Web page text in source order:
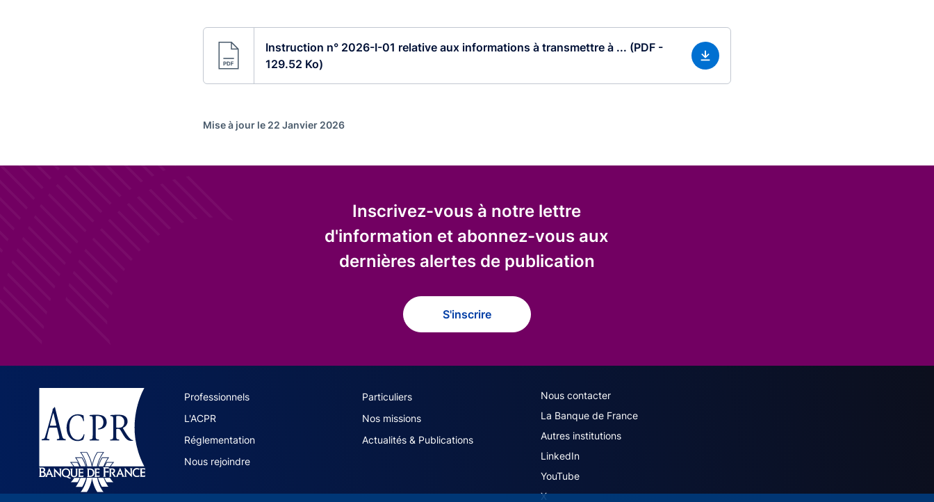
Instruction n° 2026-I-01 relative aux informations à transmettre à ... (PDF -
129.52 Ko)
Mise à jour le 22 Janvier 2026
Inscrivez-vous à notre lettre
d'information et abonnez-vous aux
dernières alertes de publication
S'inscrire
ACPR site navigation (French)
Professionnels
Particuliers
L'ACPR
Nos missions
Réglementation
Actualités & Publications
Nous rejoindre
ACPR footer secondary menu (French)
Nous contacter
La Banque de France
Autres institutions
LinkedIn
YouTube
X